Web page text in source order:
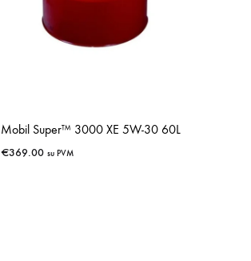
Mobil Super™ 3000 XE 5W-30 60L
€369.00 su PVM